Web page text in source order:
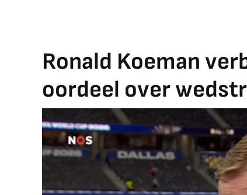
Ronald Koeman
oordeel over